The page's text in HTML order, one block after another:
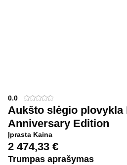
0.0
Aukšto slėgio plovykla
Anniversary Edition
Įprasta Kaina
2 474,33 €
Trumpas aprašymas